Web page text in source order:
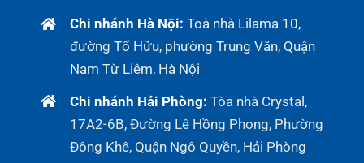
Chi nhánh Hà Nội: Toà nhà Lilama 10,
đường Tố Hữu, phường Trung Văn, Quận
Nam Từ Liêm, Hà Nội
Chi nhánh Hải Phòng: Tòa nhà Crystal,
17A2-6B, Đường Lê Hồng Phong, Phường
Đông Khê, Quận Ngô Quyền, Hải Phòng